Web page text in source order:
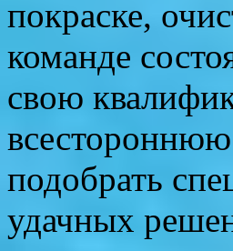
покраске,
команде
свою
подобрать
удачных